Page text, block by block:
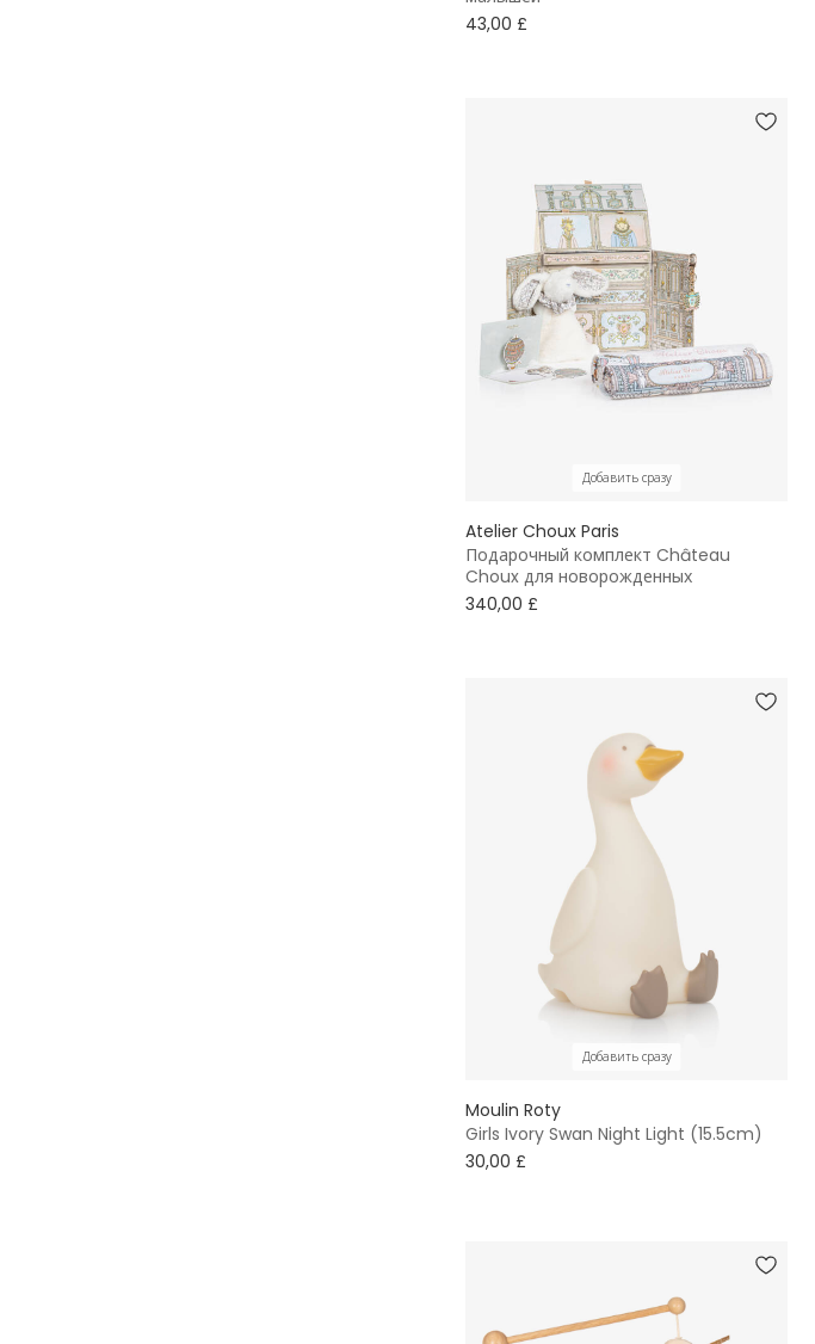
43,00 £
Добавить сразу
Atelier Choux Paris
Подарочный комплект Château
Choux для новорожденных
340,00 £
Добавить сразу
Moulin Roty
Girls Ivory Swan Night Light (15.5cm)
30,00 £